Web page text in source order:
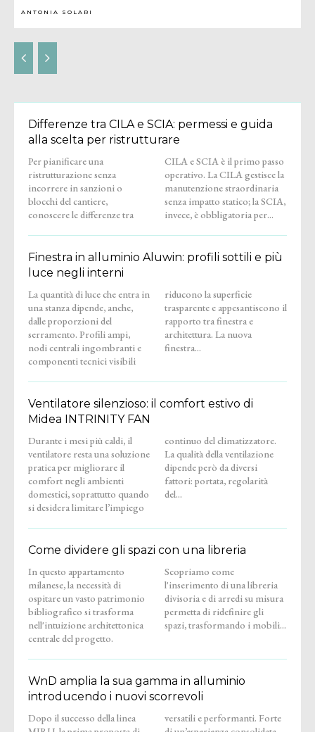
ANTONIA SOLARI
Differenze tra CILA e SCIA: permessi e guida
alla scelta per ristrutturare
Per pianificare una
ristrutturazione senza
incorrere in sanzioni o
blocchi del cantiere,
conoscere le differenze tra
CILA e SCIA è il primo passo
operativo. La CILA gestisce la
manutenzione straordinaria
senza impatto statico; la SCIA,
invece, è obbligatoria per...
Finestra in alluminio Aluwin: profili sottili e più
luce negli interni
La quantità di luce che entra in
una stanza dipende, anche,
dalle proporzioni del
serramento. Profili ampi,
nodi centrali ingombranti e
componenti tecnici visibili
riducono la superficie
trasparente e appesantiscono il
rapporto tra finestra e
architettura. La nuova
finestra...
Ventilatore silenzioso: il comfort estivo di
Midea INTRINITY FAN
Durante i mesi più caldi, il
ventilatore resta una soluzione
pratica per migliorare il
comfort negli ambienti
domestici, soprattutto quando
si desidera limitare l’impiego
continuo del climatizzatore.
La qualità della ventilazione
dipende però da diversi
fattori: portata, regolarità
del...
Come dividere gli spazi con una libreria
In questo appartamento
milanese, la necessità di
ospitare un vasto patrimonio
bibliografico si trasforma
nell'intuizione architettonica
centrale del progetto.
Scopriamo come
l'inserimento di una libreria
divisoria e di arredi su misura
permetta di ridefinire gli
spazi, trasformando i mobili...
WnD amplia la sua gamma in alluminio
introducendo i nuovi scorrevoli
Dopo il successo della linea
versatili e performanti. Forte